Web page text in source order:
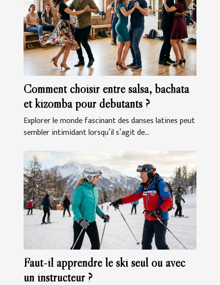
Comment choisir entre salsa, bachata
et kizomba pour débutants ?
Explorer le monde fascinant des danses latines peut
sembler intimidant lorsqu’il s’agit de...
Faut-il apprendre le ski seul ou avec
un instructeur ?